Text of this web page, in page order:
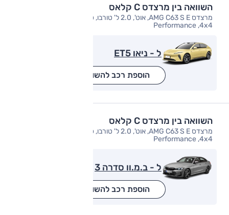
השוואה בין מרצדס C קלאס
מרצדס AMG C63 S E, אוט', 2.0 ל' טורבו, פלאג-אין הייבריד,
Performance ,4x4
ל - ניאו ET5
הוספת רכב להשוואה
השוואה בין מרצדס C קלאס
מרצדס AMG C63 S E, אוט', 2.0 ל' טורבו, פלאג-אין הייבריד,
Performance ,4x4
ל - ב.מ.וו סדרה 3
הוספת רכב להשוואה